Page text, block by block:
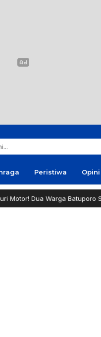
Peristiwa Opini
Batuporo Sampang Dibui